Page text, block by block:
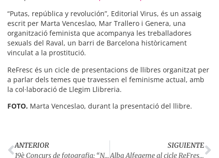
“Putas, república y revolución”, Editorial Virus, és un assaig
escrit per Marta Venceslao, Mar Trallero i Genera, una
organització feminista que acompanya les treballadores
sexuals del Raval, un barri de Barcelona històricament
vinculat a la prostitució.
ReFresc és un cicle de presentacions de llibres organitzat per
a parlar dels temes que travessen el feminisme actual, amb
la col·laboració de Llegim Llibreria.
FOTO. Marta Venceslao, durant la presentació del llibre.
ANTERIOR
19è Concurs de fotografia: “Nosaltres, fins el mismíssim”
SIGUIENTE
Alba Alfegeme al cicle ReFresc: “el feminisme és un salvavides”